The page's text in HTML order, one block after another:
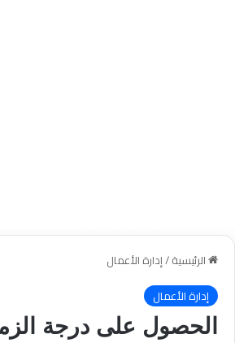
الرئيسية/إدارة الأعمال
إدارة الأعمال
الحصول على درجة